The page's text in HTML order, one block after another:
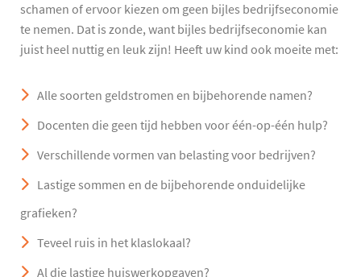
schamen of ervoor kiezen om geen bijles bedrijfseconomie
te nemen. Dat is zonde, want bijles bedrijfseconomie kan
juist heel nuttig en leuk zijn! Heeft uw kind ook moeite met:
Alle soorten geldstromen en bijbehorende namen?
Docenten die geen tijd hebben voor één-op-één hulp?
Verschillende vormen van belasting voor bedrijven?
Lastige sommen en de bijbehorende onduidelijke
grafieken?
Teveel ruis in het klaslokaal?
Al die lastige huiswerkopgaven?